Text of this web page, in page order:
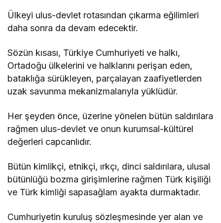
Ülkeyi ulus-devlet rotasından çıkarma eğilimleri
daha sonra da devam edecektir.
Sözün kısası, Türkiye Cumhuriyeti ve halkı,
Ortadoğu ülkelerini ve halklarını perişan eden,
bataklığa sürükleyen, parçalayan zaafiyetlerden
uzak savunma mekanizmalarıyla yüklüdür.
Her şeyden önce, üzerine yönelen bütün saldırılara
rağmen ulus-devlet ve onun kurumsal-kültürel
değerleri capcanlıdır.
Bütün kimlikçi, etnikçi, ırkçı, dinci saldırılara, ulusal
bütünlüğü bozma girişimlerine rağmen Türk kişiliği
ve Türk kimliği sapasağlam ayakta durmaktadır.
Cumhuriyetin kuruluş sözleşmesinde yer alan ve